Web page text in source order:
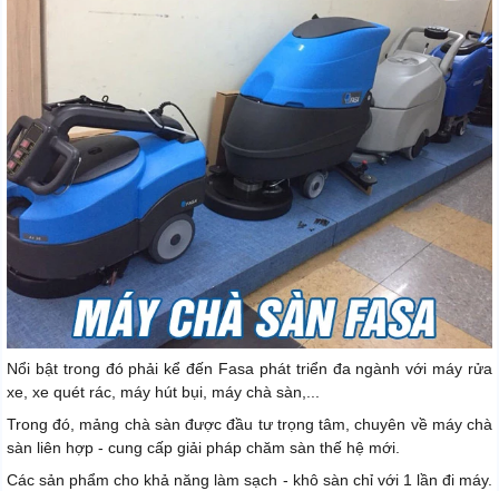
Nổi bật trong đó phải kể đến Fasa phát triển đa ngành với máy rửa
xe, xe quét rác, máy hút bụi, máy chà sàn,...
Trong đó, mảng chà sàn được đầu tư trọng tâm, chuyên về máy chà
sàn liên hợp - cung cấp giải pháp chăm sàn thế hệ mới.
Các sản phẩm cho khả năng làm sạch - khô sàn chỉ với 1 lần đi máy.